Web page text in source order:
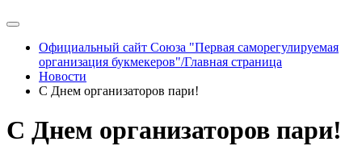
Официальный сайт Союза "Первая саморегулируемая
организация букмекеров"/Главная страница
Новости
С Днем организаторов пари!
С Днем организаторов пари!